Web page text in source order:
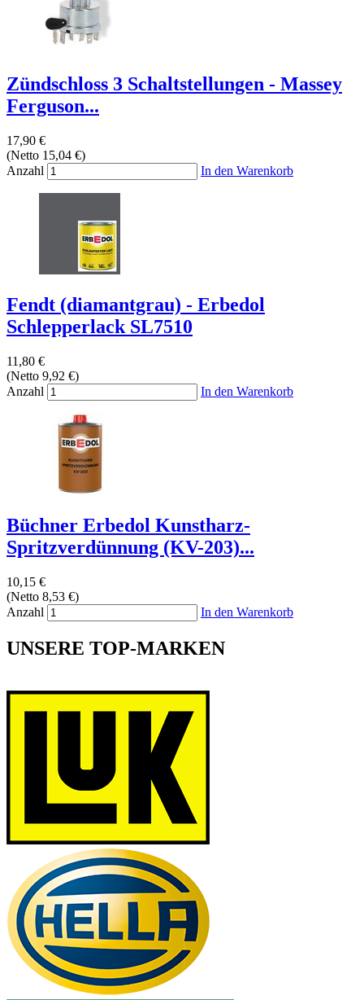
Zündschloss 3 Schaltstellungen - Massey
Ferguson...
17,90 €
(Netto 15,04 €)
Anzahl
In den Warenkorb
Fendt (diamantgrau) - Erbedol
Schlepperlack SL7510
11,80 €
(Netto 9,92 €)
Anzahl
In den Warenkorb
Büchner Erbedol Kunstharz-
Spritzverdünnung (KV-203)...
10,15 €
(Netto 8,53 €)
Anzahl
In den Warenkorb
UNSERE TOP-MARKEN